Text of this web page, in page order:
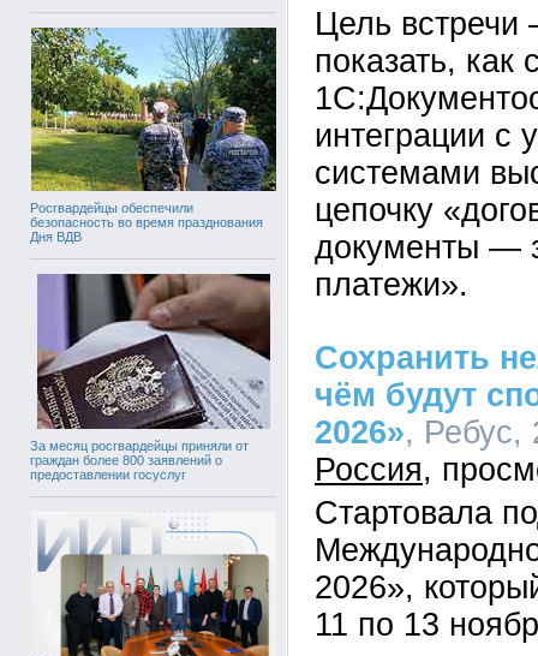
Росгвардейцы обеспечили
безопасность во время празднования
Дня ВДВ
За месяц росгвардейцы приняли от
граждан более 800 заявлений о
предоставлении госуслуг
Цель встречи
показать,
интеграции с
системами
цепочку
документы —
платежи».
Сохранить
чём будут
2026», Ребус,
Россия
Стартовала
2026»,
11 по 13